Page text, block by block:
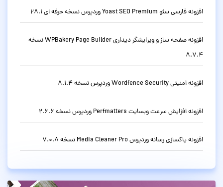
افزونه فارسی سئو Yoast SEO Premium وردپرس نسخه حرفه ای 28.1
افزونه صفحه ساز و ویرایشگر دیداری WPBakery Page Builder نسخه
8.7.4
افزونه امنیتی Wordfence Security وردپرس نسخه 8.1.4
افزونه افزایش سرعت وبسایت Perfmatters وردپرس نسخه 2.6.6
افزونه پاکسازی رسانه وردپرس Media Cleaner Pro نسخه 7.0.8